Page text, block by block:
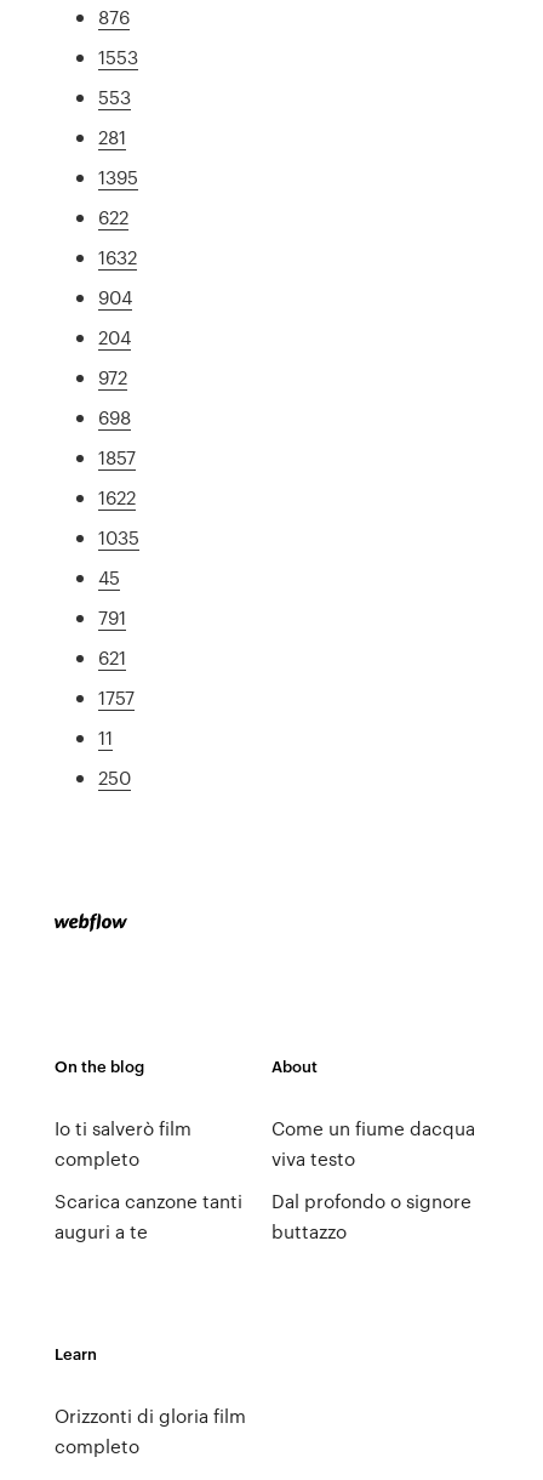
876
1553
553
281
1395
622
1632
904
204
972
698
1857
1622
1035
45
791
621
1757
11
250
On the blog
Io ti salverò film
completo
Scarica canzone tanti
auguri a te
About
Come un fiume dacqua
viva testo
Dal profondo o signore
buttazzo
Learn
Orizzonti di gloria film
completo